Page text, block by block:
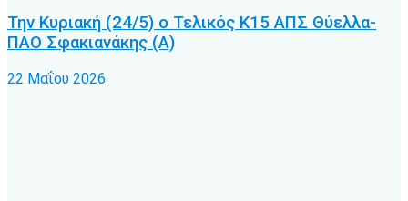
Την Κυριακή (24/5) ο Τελικός Κ15 ΑΠΣ Θύελλα-
ΠΑΟ Σφακιανάκης (Α)
22 Μαΐου 2026